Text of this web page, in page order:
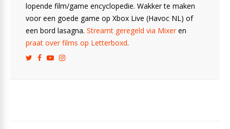
lopende film/game encyclopedie. Wakker te maken
voor een goede game op Xbox Live (Havoc NL) of
een bord lasagna. Streamt geregeld via Mixeren
praat over films op Letterboxd.